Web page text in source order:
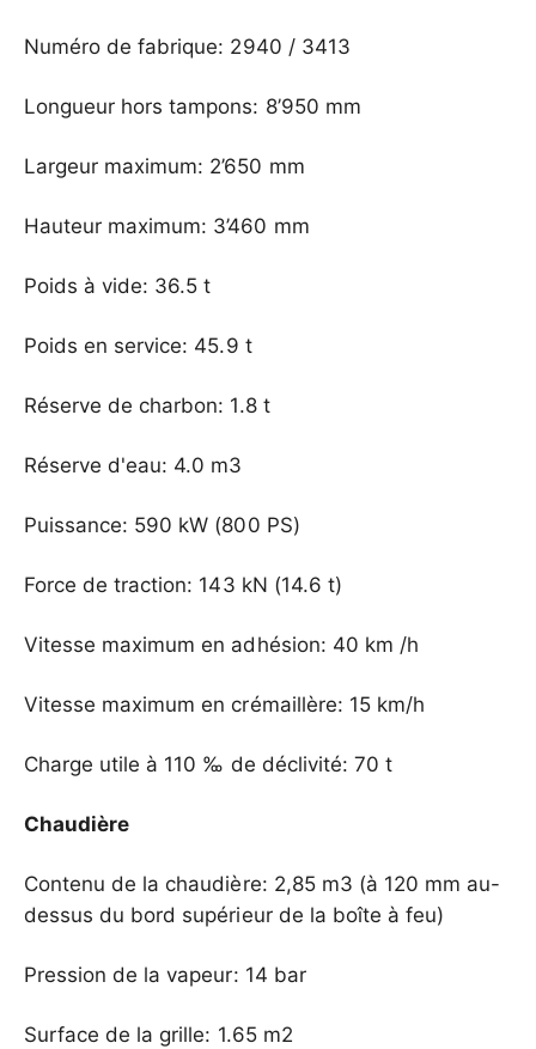
Numéro de fabrique: 2940 / 3413
Longueur hors tampons: 8’950 mm
Largeur maximum: 2’650 mm
Hauteur maximum: 3’460 mm
Poids à vide: 36.5 t
Poids en service: 45.9 t
Réserve de charbon: 1.8 t
Réserve d'eau: 4.0 m3
Puissance: 590 kW (800 PS)
Force de traction: 143 kN (14.6 t)
Vitesse maximum en adhésion: 40 km /h
Vitesse maximum en crémaillère: 15 km/h
Charge utile à 110 ‰ de déclivité: 70 t
Chaudière
Contenu de la chaudière: 2,85 m3 (à 120 mm au-
dessus du bord supérieur de la boîte à feu)
Pression de la vapeur: 14 bar
Surface de la grille: 1.65 m2